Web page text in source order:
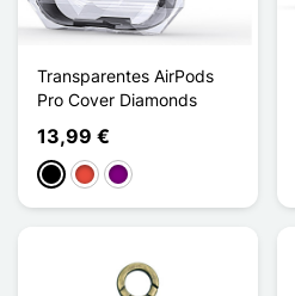
Transparentes AirPods
Pro Cover Diamonds
13,99 €
Schwarz
Rot Violett